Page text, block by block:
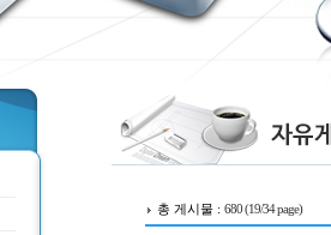
총 게시물 : 680 (19/34 page)